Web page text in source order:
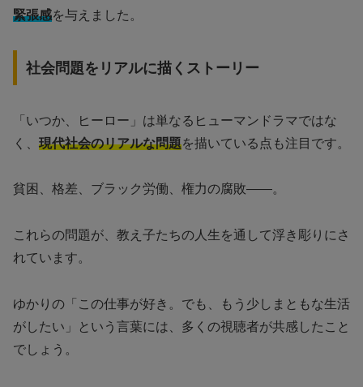
緊張感を与えました。
社会問題をリアルに描くストーリー
「いつか、ヒーロー」は単なるヒューマンドラマではな
く、 現代社会のリアルな問題を描いている点も注目です。
貧困、格差、ブラック労働、権力の腐敗——。
これらの問題が、教え子たちの人生を通して浮き彫りにさ
れています。
ゆかりの「この仕事が好き。でも、もう少しまともな生活
がしたい」という言葉には、多くの視聴者が共感したこと
でしょう。